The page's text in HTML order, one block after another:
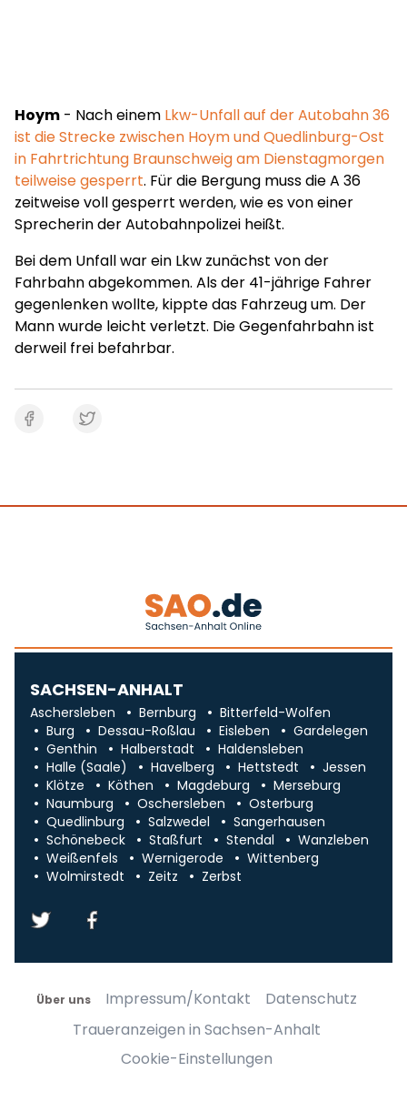
Hoym - Nach einem Lkw-Unfall auf der Autobahn 36
ist die Strecke zwischen Hoym und Quedlinburg-Ost
in Fahrtrichtung Braunschweig am Dienstagmorgen
teilweise gesperrt. Für die Bergung muss die A 36
zeitweise voll gesperrt werden, wie es von einer
Sprecherin der Autobahnpolizei heißt.
Bei dem Unfall war ein Lkw zunächst von der
Fahrbahn abgekommen. Als der 41-jährige Fahrer
gegenlenken wollte, kippte das Fahrzeug um. Der
Mann wurde leicht verletzt. Die Gegenfahrbahn ist
derweil frei befahrbar.
SACHSEN-ANHALT
Aschersleben Bernburg
Bitterfeld-Wolfen
Burg
Dessau-Roßlau Eisleben
Gardelegen
Genthin
Halberstadt
Haldensleben
Halle (Saale)
Havelberg Hettstedt
Jessen
Klötze
Köthen Magdeburg
Merseburg
Naumburg
Oschersleben
Osterburg
Quedlinburg
Salzwedel
Sangerhausen
Schönebeck
Staßfurt Stendal
Wanzleben
Weißenfels
Wernigerode
Wittenberg
Wolmirstedt
Zeitz Zerbst
Über uns Impressum/Kontakt
Datenschutz
Traueranzeigen in Sachsen-Anhalt
Cookie-Einstellungen